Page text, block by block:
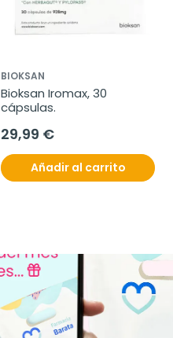
BIOKSAN
Bioksan Iromax, 30
cápsulas.
29,99 €
Añadir al carrito